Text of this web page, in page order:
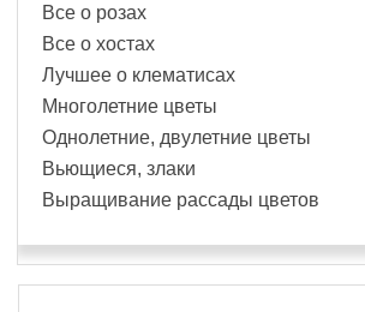
Все о розах
Все о хостах
Лучшее о клематисах
Многолетние цветы
Однолетние, двулетние цветы
Вьющиеся, злаки
Выращивание рассады цветов